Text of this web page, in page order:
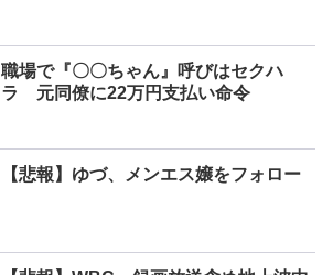
職場で『〇〇ちゃん』呼びはセクハ
ラ 元同僚に22万円支払い命令
【悲報】ゆづ、メンエス嬢をフォロー